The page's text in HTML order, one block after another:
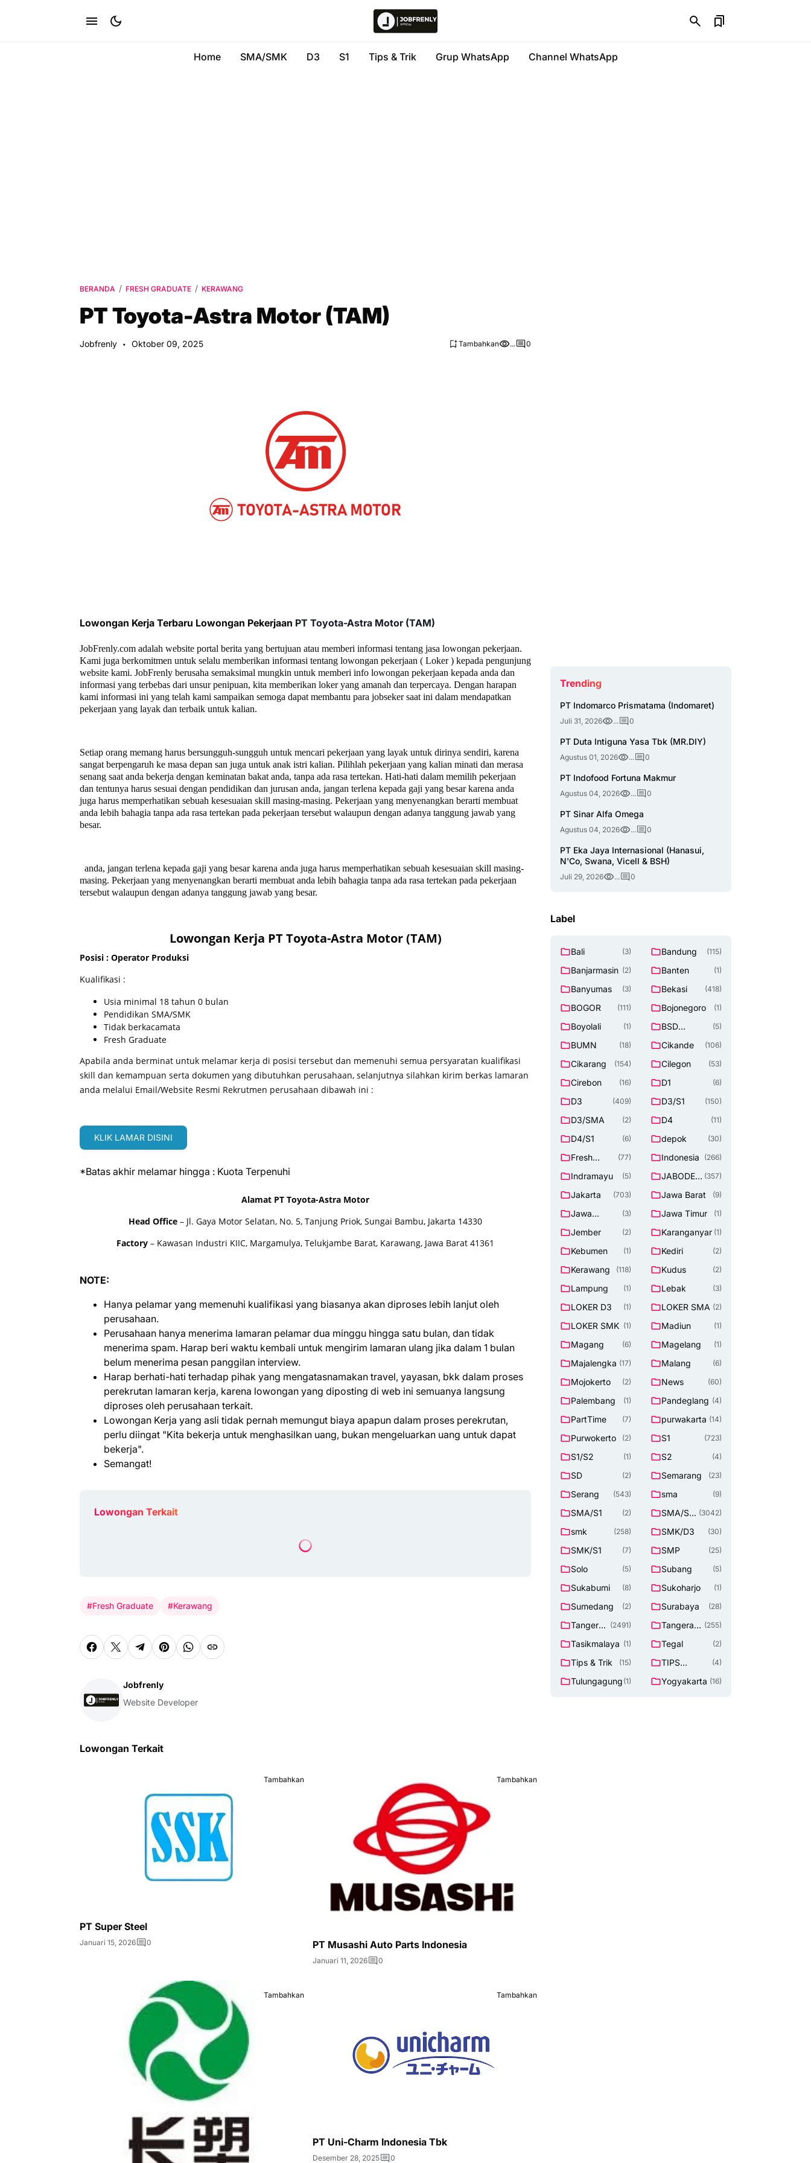
Home SMA/SMK D3 S1 Tips & Trik Grup WhatsApp Channel WhatsApp
BERANDA FRESH GRADUATE KERAWANG
PT Toyota-Astra Motor (TAM)
Jobfrenly Oktober 09, 2025 Tambahkan ... 0
Lowongan Kerja Terbaru Lowongan Pekerjaan PT Toyota-Astra Motor (TAM)
JobFrenly.com adalah website portal berita yang bertujuan atau memberi informasi tentang jasa lowongan pekerjaan.
Kami juga berkomitmen untuk selalu memberikan informasi tentang lowongan pekerjaan ( Loker ) kepada pengunjung
website kami. JobFrenly berusaha semaksimal mungkin untuk memberi info lowongan pekerjaan kepada anda dan
informasi yang terbebas dari unsur penipuan, kita memberikan loker yang amanah dan terpercaya. Dengan harapan
kami informasi ini yang telah kami sampaikan semoga dapat membantu para jobseker saat ini dalam mendapatkan
pekerjaan yang layak dan terbaik untuk kalian.
Setiap orang memang harus bersungguh-sungguh untuk mencari pekerjaan yang layak untuk dirinya sendiri, karena
sangat berpengaruh ke masa depan san juga untuk anak istri kalian. Pilihlah pekerjaan yang kalian minati dan merasa
senang saat anda bekerja dengan keminatan bakat anda, tanpa ada rasa tertekan. Hati-hati dalam memilih pekerjaan
dan tentunya harus sesuai dengan pendidikan dan jurusan anda, jangan terlena kepada gaji yang besar karena anda
juga harus memperhatikan sebuah kesesuaian skill masing-masing. Pekerjaan yang menyenangkan berarti membuat
anda lebih bahagia tanpa ada rasa tertekan pada pekerjaan tersebut walaupun dengan adanya tanggung jawab yang
besar.
anda, jangan terlena kepada gaji yang besar karena anda juga harus memperhatikan sebuah kesesuaian skill masing-
masing. Pekerjaan yang menyenangkan berarti membuat anda lebih bahagia tanpa ada rasa tertekan pada pekerjaan
tersebut walaupun dengan adanya tanggung jawab yang besar.
Lowongan Kerja PT Toyota-Astra Motor (TAM)
Posisi : Operator Produksi
Kualifikasi :
Usia minimal 18 tahun 0 bulan
Pendidikan SMA/SMK
Tidak berkacamata
Fresh Graduate
Apabila anda berminat untuk melamar kerja di posisi tersebut dan memenuhi semua persyaratan kualifikasi
skill dan kemampuan serta dokumen yang dibutuhkan perusahaan, selanjutnya silahkan kirim berkas lamaran
anda melalui Email/Website Resmi Rekrutmen perusahaan dibawah ini :
KLIK LAMAR DISINI
*Batas akhir melamar hingga : Kuota Terpenuhi
Alamat PT Toyota-Astra Motor
Head Office – Jl. Gaya Motor Selatan, No. 5, Tanjung Priok, Sungai Bambu, Jakarta 14330
Factory – Kawasan Industri KIIC, Margamulya, Telukjambe Barat, Karawang, Jawa Barat 41361
NOTE:
Hanya pelamar yang memenuhi kualifikasi yang biasanya akan diproses lebih lanjut oleh
perusahaan.
Perusahaan hanya menerima lamaran pelamar dua minggu hingga satu bulan, dan tidak
menerima spam. Harap beri waktu kembali untuk mengirim lamaran ulang jika dalam 1 bulan
belum menerima pesan panggilan interview.
Harap berhati-hati terhadap pihak yang mengatasnamakan travel, yayasan, bkk dalam proses
perekrutan lamaran kerja, karena lowongan yang diposting di web ini semuanya langsung
diproses oleh perusahaan terkait.
Lowongan Kerja yang asli tidak pernah memungut biaya apapun dalam proses perekrutan,
perlu diingat "Kita bekerja untuk menghasilkan uang, bukan mengeluarkan uang untuk dapat
bekerja".
Semangat!
Lowongan Terkait
#Fresh Graduate #Kerawang
Jobfrenly
Website Developer
Lowongan Terkait
Tambahkan
PT Super Steel
Januari 15, 2026 0
Tambahkan
PT Musashi Auto Parts Indonesia
Januari 11, 2026 0
Tambahkan Tambahkan
PT Uni-Charm Indonesia Tbk
Desember 28, 2025 0
Trending
PT Indomarco Prismatama (Indomaret)
Juli 31, 2026 ... 0
PT Duta Intiguna Yasa Tbk (MR.DIY)
Agustus 01, 2026 ... 0
PT Indofood Fortuna Makmur
Agustus 04, 2026 ... 0
PT Sinar Alfa Omega
Agustus 04, 2026 ... 0
PT Eka Jaya Internasional (Hanasui,
N'Co, Swana, Vicell & BSH)
Juli 29, 2026 ... 0
Label
Bali (3) Bandung (115)
Banjarmasin (2) Banten (1)
Banyumas (3) Bekasi (418)
BOGOR (111) Bojonegoro (1)
Boyolali (1)
BSD
TANGERAN
G SELATAN
(5)
BUMN (18) Cikande (106)
Cikarang (154) Cilegon (53)
Cirebon (16) D1 (6)
D3 (409) D3/S1 (150)
D3/SMA (2) D4 (11)
D4/S1 (6) depok (30)
Fresh
(77) Indonesia (266)
Indramayu (5)
JABODET (357)
Jakarta (703) Jawa Barat (9)
Jawa
(3) Jawa Timur (1)
Jember (2) Karanganyar (1)
Kebumen (1) Kediri (2)
Kerawang (118) Kudus (2)
Lampung (1) Lebak (3)
LOKER D3 (1) LOKER SMA (2)
LOKER SMK (1) Madiun (1)
Magang (6) Magelang (1)
Majalengka (17) Malang (6)
Mojokerto (2) News (60)
Palembang (1) Pandeglang (4)
PartTime (7) purwakarta (14)
Purwokerto (2) S1 (723)
S1/S2 (1) S2 (4)
SD (2) Semarang (23)
Serang (543) sma (9)
SMA/S1 (2)
SMA/SM (3042)
smk (258) SMK/D3 (30)
SMK/S1 (7) SMP (25)
Solo (5) Subang (5)
Sukabumi (8) Sukoharjo (1)
Sumedang (2) Surabaya (28)
Tangeran (2491)
Tangerang (255)
Tasikmalaya (1) Tegal (2)
Tips & Trik (15)
TIPS
Kerja
(4)
Tulungagung (1) Yogyakarta (16)